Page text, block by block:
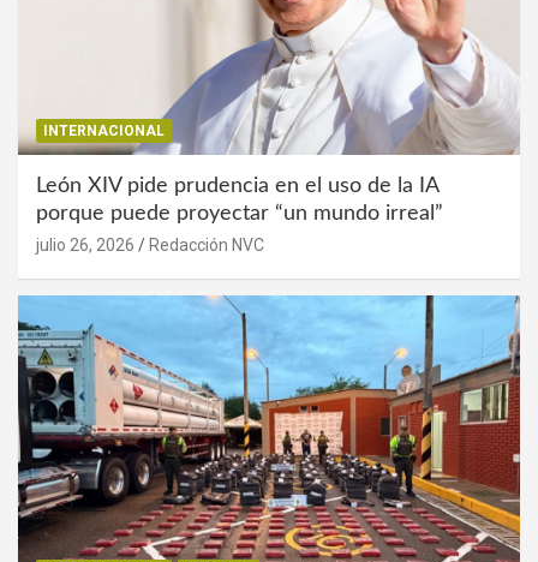
INTERNACIONAL
León XIV pide prudencia en el uso de la IA
porque puede proyectar “un mundo irreal”
julio 26, 2026 Redacción NVC